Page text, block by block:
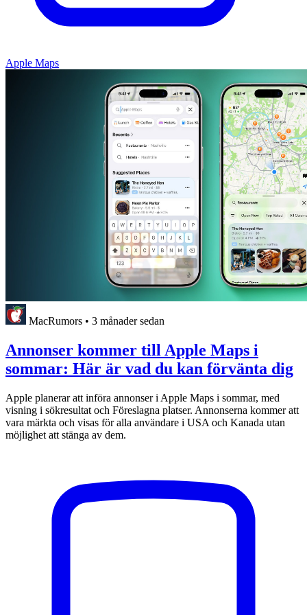
Apple Maps
MacRumors • 3 månader sedan
Annonser kommer till Apple Maps i
sommar: Här är vad du kan förvänta dig
Apple planerar att införa annonser i Apple Maps i sommar, med
visning i sökresultat och Föreslagna platser. Annonserna kommer att
vara märkta och visas för alla användare i USA och Kanada utan
möjlighet att stänga av dem.